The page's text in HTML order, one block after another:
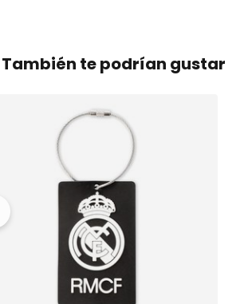
También te podrían gustar